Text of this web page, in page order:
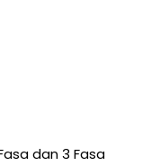
dan 3 Fasa